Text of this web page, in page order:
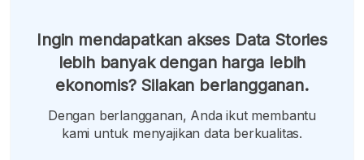
Ingin mendapatkan akses Data Stories
lebih banyak dengan harga lebih
ekonomis? Silakan berlangganan.
Dengan berlangganan, Anda ikut membantu
kami untuk menyajikan data berkualitas.